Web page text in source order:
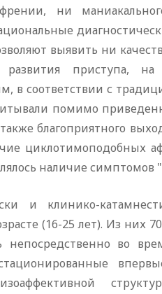
ни
выявить ни
приступа,
в соответствии с
помимо
благоприятного
циклотимоподобных
наличие симптомов
и клинико-
(16-25 лет). Из них
непосредственно во